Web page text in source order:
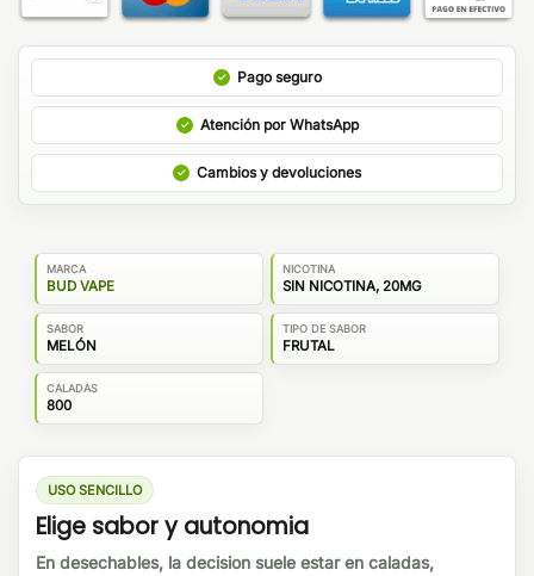
Pago seguro
Atención por WhatsApp
Cambios y devoluciones
MARCA
BUD VAPE
NICOTINA
SIN NICOTINA, 20MG
SABOR
MELÓN
TIPO DE SABOR
FRUTAL
CALADAS
800
USO SENCILLO
Elige sabor y autonomia
En desechables, la decision suele estar en caladas,